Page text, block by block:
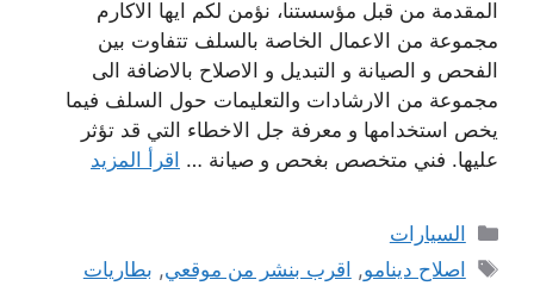
المقدمة من قبل مؤسستنا، نؤمن لكم ايها الاكارم
مجموعة من الاعمال الخاصة بالسلف تتفاوت بين
الفحص و الصيانة و التبديل و الاصلاح بالاضافة الى
مجموعة من الارشادات والتعليمات حول السلف فيما
يخص استخدامها و معرفة جل الاخطاء التي قد تؤثر
عليها. فني متخصص بغحص و صيانة … اقرأ المزيد
التصنيفات
السيارات
الوسوم
اصلاح دينامو, اقرب بنشر من موقعي, بطاريات